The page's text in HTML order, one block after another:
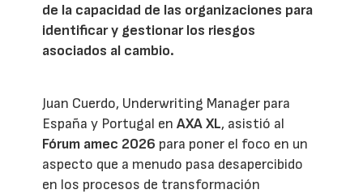
de la capacidad de las organizaciones para
identificar y gestionar los riesgos
asociados al cambio.
Juan Cuerdo, Underwriting Manager para
España y Portugal enAXA XL, asistió al
Fórum amec 2026 para poner el foco en un
aspecto que a menudo pasa desapercibido
en los procesos de transformación